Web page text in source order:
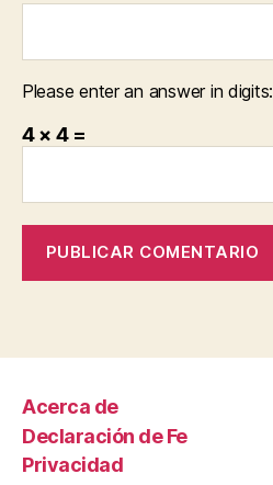
Please enter an answer in digits:
4 × 4 =
Acerca de
Declaración de Fe
Privacidad